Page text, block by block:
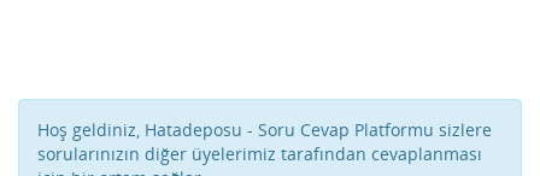
Hoş geldiniz, Hatadeposu - Soru Cevap Platformu sizlere
sorularınızın diğer üyelerimiz tarafından cevaplanması